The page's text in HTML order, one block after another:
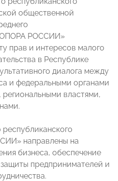
общественной
РОССИИ»
прав и интересов малого
в Республике
диалога между
и федеральными органами
властями,
направлены на
бизнеса, обеспечение
предпринимателей и